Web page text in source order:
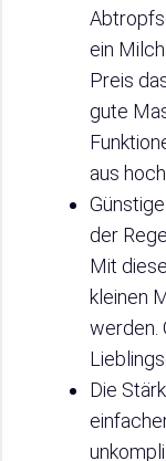
ein
Preis
gute
aus
der
Mit
kleinen
werden.
Die